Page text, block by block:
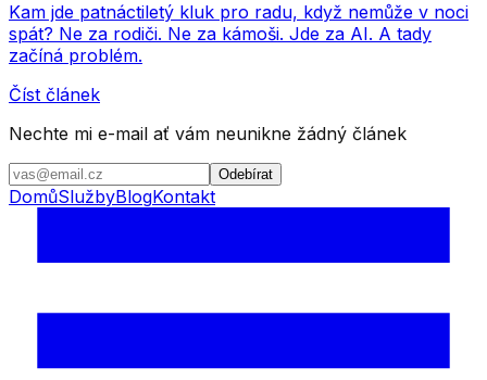
Kam jde patnáctiletý kluk pro radu, když nemůže v noci
spát? Ne za rodiči. Ne za kámoši. Jde za AI. A tady
začíná problém.
Číst článek
Nechte mi e-mail ať vám neunikne žádný článek
Odebírat
DomůSlužbyBlogKontakt